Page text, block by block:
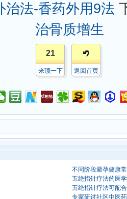
治法-香药外用9法
治骨质增生
21
来顶一下 返回首页
不同阶段避孕健康
五绝指针疗法的医
五绝指针疗法可配
专家研讨社区中医